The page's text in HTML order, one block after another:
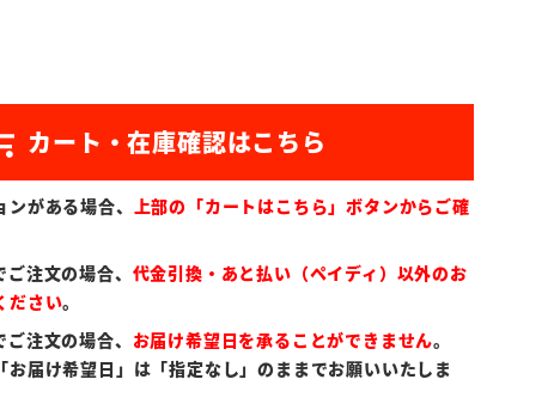
がある場合、
上部の「カートはこちら」ボタンからご確
注文の場合、 代金引換・あと払い（ペイディ）以外のお
ださい。
注文の場合、 お届け希望日を承ることができません。
お届け希望日」は「指定なし」のままでお願いいたしま